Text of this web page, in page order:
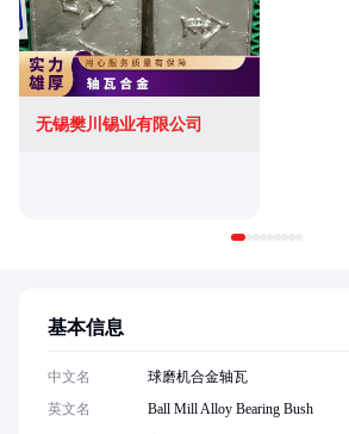
无锡樊川锡业有限公司
基本信息
中文名
球磨机合金轴瓦
英文名
Ball Mill Alloy Bearing Bush